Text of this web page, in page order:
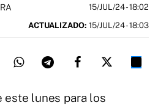
15/JUL/24- 18:02
ACTUALIZADO: 15/JUL/24 - 18:03
este lunes para los